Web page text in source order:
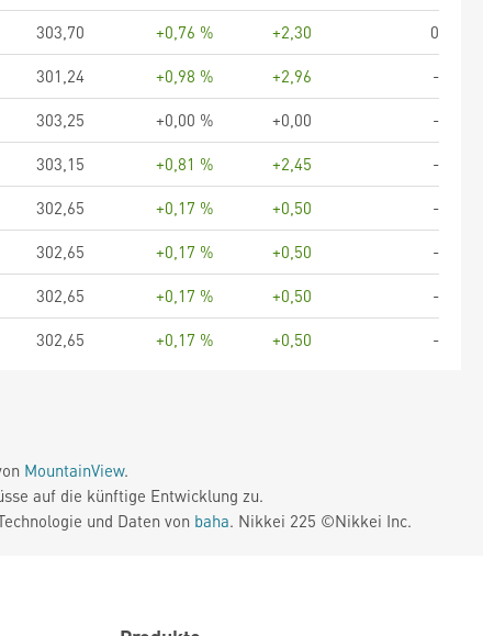
303,70 +0,76 % +2,30
0
301,24 +0,98 % +2,96
-
303,25 +0,00 % +0,00
-
303,15 +0,81 % +2,45
-
302,65 +0,17 % +0,50
-
302,65 +0,17 % +0,50
-
302,65 +0,17 % +0,50
-
302,65 +0,17 % +0,50 -
MountainView.
auf die künftige Entwicklung zu.
und Daten von baha. Nikkei 225 ©Nikkei Inc.